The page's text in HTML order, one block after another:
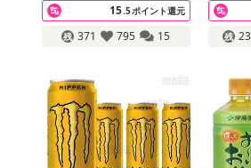
15.5ポイント還元
371 795 15